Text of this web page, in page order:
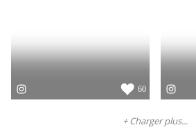
60
+ Charger plus...